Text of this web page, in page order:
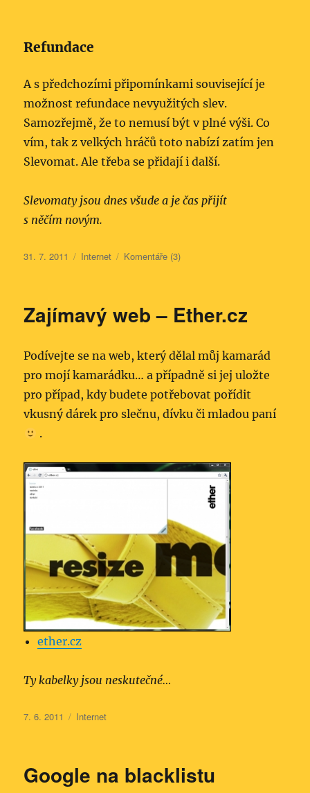
Refundace
A s předchozími připomínkami související je
možnost refundace nevyužitých slev.
Samozřejmě, že to nemusí být v plné výši. Co
vím, tak z velkých hráčů toto nabízí zatím jen
Slevomat. Ale třeba se přidají i další.
Slevomaty jsou dnes všude a je čas přijít
s něčím novým.
Publikováno:
31. 7. 2011 Rubriky:
Internet Komentáře (3)
Zajímavý web – Ether.cz
Podívejte se na web, který dělal můj kamarád
pro mojí kamarádku… a případně si jej uložte
pro případ, kdy budete potřebovat pořídit
vkusný dárek pro slečnu, dívku či mladou paní
.
ether.cz
Ty kabelky jsou neskutečné…
Publikováno:
7. 6. 2011 Rubriky:
Internet
Google na blacklistu